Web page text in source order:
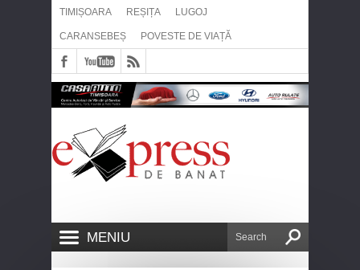
TIMIȘOARA REȘIȚA LUGOJ
CARANSEBEȘ POVESTE DE VIAȚĂ
MENIU